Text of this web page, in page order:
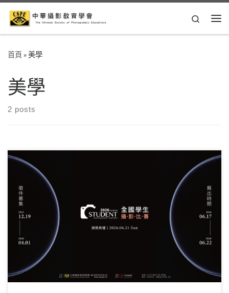
Skip to content
Search
首頁 »美學
美學
2 posts
你有很多作品，但都無法被人看見嗎? 現在！ 這就是你的專
屬舞台，快來報名全國學生攝影比賽！ 讓大家看 […]